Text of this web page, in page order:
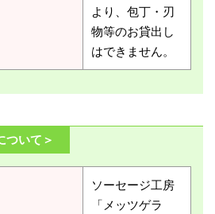
より、包丁・刃
物等のお貸出し
はできません。
ついて＞
ソーセージ工房
「メッツゲラ